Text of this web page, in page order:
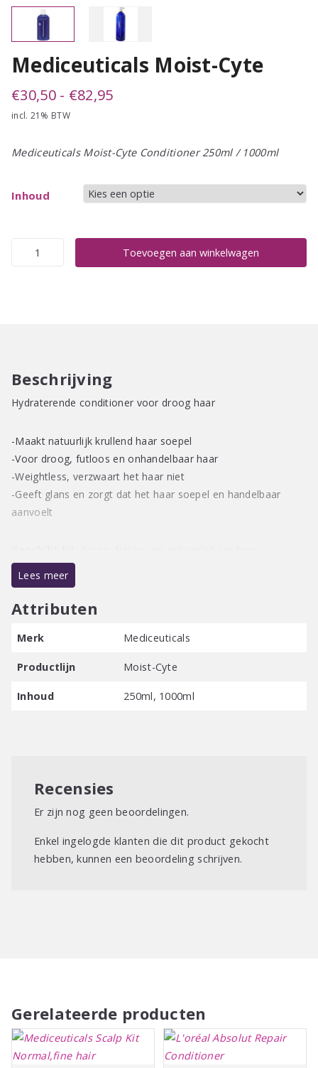
Mediceuticals Moist-Cyte
€30,50 - €82,95Prijsklasse:
tot
incl. 21% BTW
Mediceuticals Moist-Cyte Conditioner 250ml / 1000ml
Inhoud
Mediceuticals
Toevoegen aan winkelwagen
Beschrijving
Hydraterende conditioner voor droog haar
-Maakt natuurlijk krullend haar soepel
-Voor droog, futloos en onhandelbaar haar
-Weightless, verzwaart het haar niet
-Geeft glans en zorgt dat het haar soepel en handelbaar
aanvoelt
Gebruiksaanwijzing:
Mediceuticals cleanser, vervolgens handdoekdroog maken
3 minuten laten inwerken en vervolgens uitspoelen.
Lees meer
Attributen
Merk Mediceuticals
Productlijn Moist-Cyte
Inhoud 250ml, 1000ml
Recensies
Er zijn nog geen beoordelingen.
Enkel ingelogde klanten die dit product gekocht
hebben, kunnen een beoordeling schrijven.
Gerelateerde producten